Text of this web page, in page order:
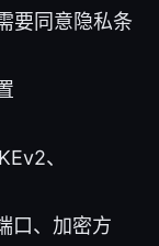
要同意隐私条
、
口、加密方